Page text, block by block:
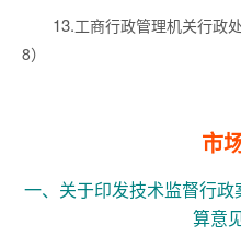
13.工商行政管理机关行政
8）
市
一、关于印发技术监督行政
算意